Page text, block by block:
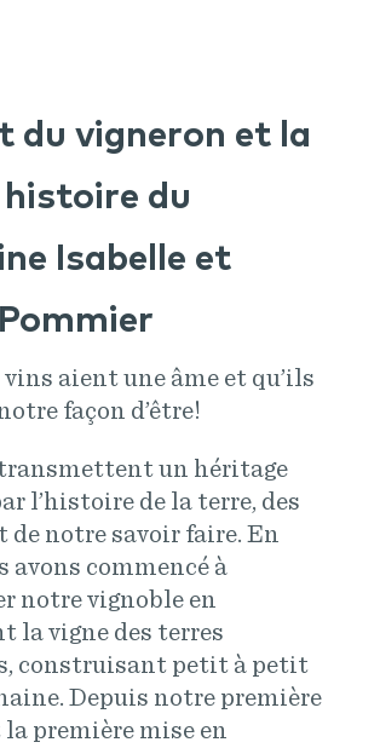
du vigneron et la
du
Isabelle et
vins aient une âme et qu’ils
façon d’être!
un héritage
l’histoire de la terre, des
de notre savoir faire. En
avons commencé à
notre vignoble en
la vigne des terres
construisant petit à petit
Depuis notre première
la première mise en